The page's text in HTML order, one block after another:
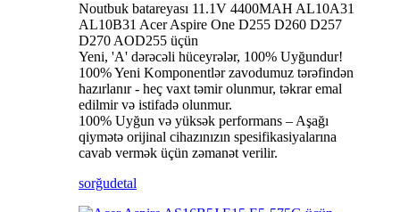
Noutbuk batareyası 11.1V 4400MAH AL10A31
AL10B31 Acer Aspire One D255 D260 D257
D270 AOD255 üçün
Yeni, 'A' dərəcəli hüceyrələr, 100% Uyğundur!
100% Yeni Komponentlər zavodumuz tərəfindən
hazırlanır - heç vaxt təmir olunmur, təkrar emal
edilmir və istifadə olunmur.
100% Uyğun və yüksək performans – Aşağı
qiymətə orijinal cihazınızın spesifikasiyalarına
cavab vermək üçün zəmanət verilir.
sorğudetal